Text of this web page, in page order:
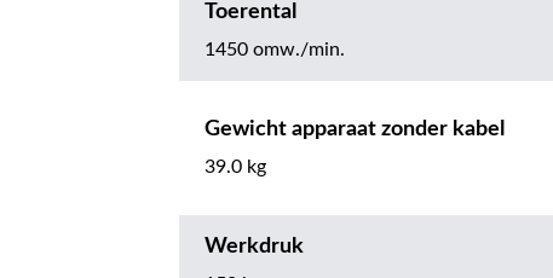
Toerental
1450 omw./min.
Gewicht apparaat zonder kabel
39.0 kg
Werkdruk